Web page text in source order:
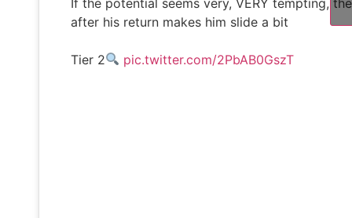
after his return makes him slide a bit
Tier 2 pic.twitter.com/2PbAB0GszT